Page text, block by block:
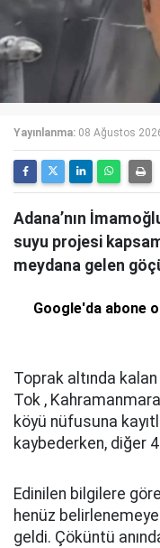
Yayınlanma: 08 Ağustos
Adana’nın
suyu projesi
meydana gelen
Google'da abone
Toprak altında
Tok ,
köyü nüfusuna
kaybederken, diğer
Edinilen bilgilere
henüz
geldi. Çöküntü